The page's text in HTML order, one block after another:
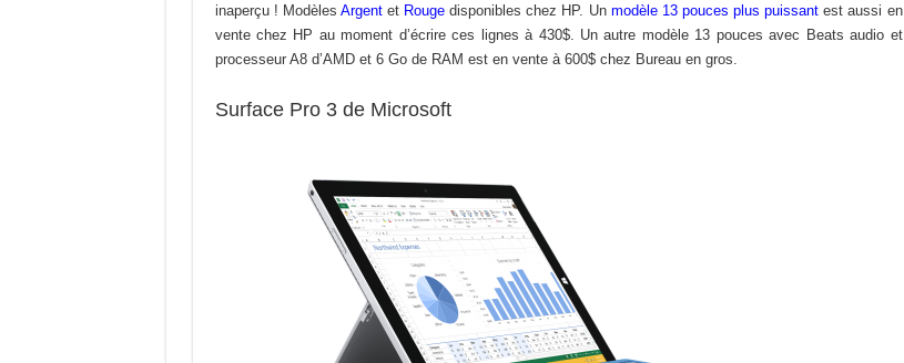
inaperçu ! Modèles Argentet Rouge disponibles chez HP. Un modèle 13 pouces plus puissant est aussi en
vente chez HP au moment d’écrire ces lignes à 430$. Un autre modèle 13 pouces avec Beats audio et
processeur A8 d’AMD et 6 Go de RAM est en vente à 600$ chez Bureau en gros.
Surface Pro 3 de Microsoft